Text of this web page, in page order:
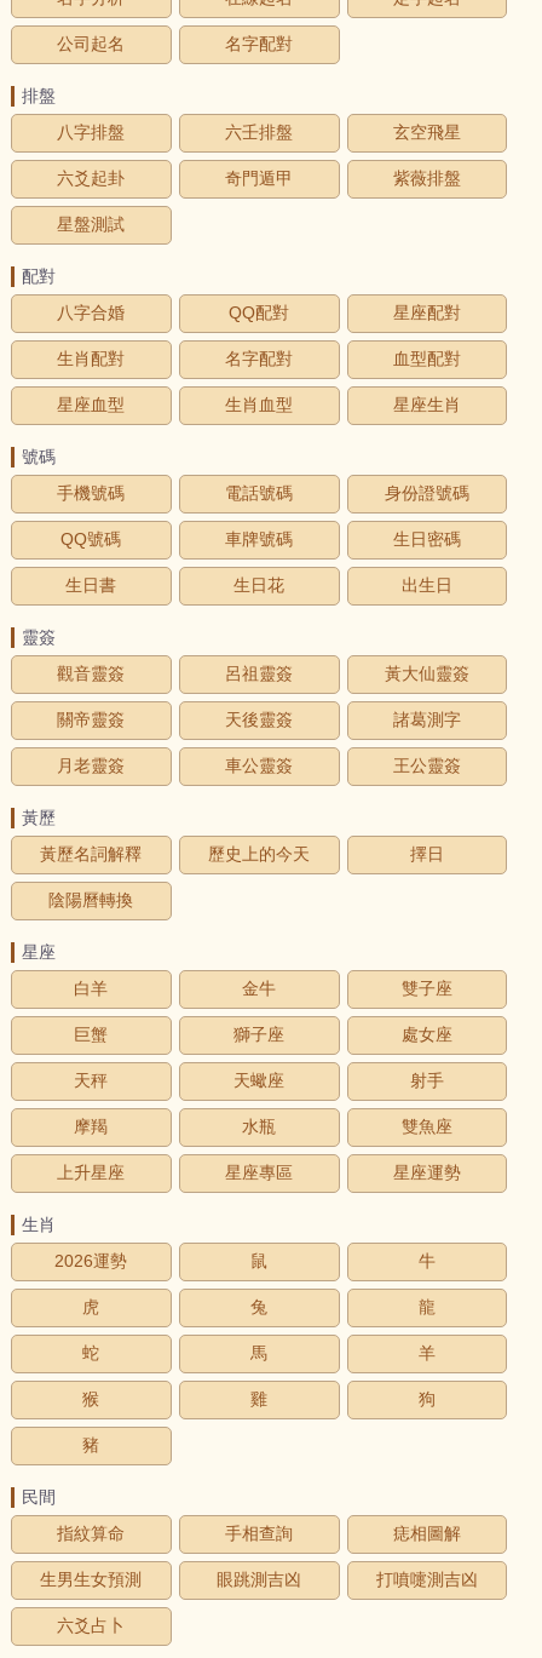
公司起名 名字配對
排盤
八字排盤
六壬排盤 玄空飛星
六爻起卦 奇門遁甲 紫薇排盤
星盤測試
配對
八字合婚
QQ配對 星座配對
生肖配對 名字配對 血型配對
星座血型 生肖血型 星座生肖
號碼
手機號碼
電話號碼 身份證號碼
QQ號碼 車牌號碼 生日密碼
生日書 生日花 出生日
靈簽
觀音靈簽
呂祖靈簽 黃大仙靈簽
關帝靈簽 天後靈簽 諸葛測字
月老靈簽 車公靈簽 王公靈簽
黃歷
黃歷名詞解釋
歷史上的今天 擇日
陰陽曆轉換
星座
白羊
金牛 雙子座
巨蟹 獅子座 處女座
天秤 天蠍座 射手
摩羯 水瓶 雙魚座
上升星座 星座專區 星座運勢
生肖
2026運勢
鼠 牛
虎 兔 龍
蛇 馬 羊
猴 雞 狗
豬
民間
指紋算命
手相查詢 痣相圖解
生男生女預測 眼跳測吉凶 打噴嚏測吉凶
六爻占卜